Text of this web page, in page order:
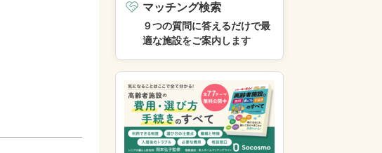
マッチング検索
９つの質問に答えるだけで最
適な施設をご案内します